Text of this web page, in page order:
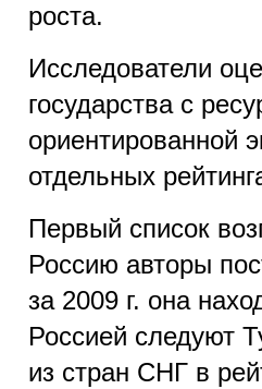
роста.
Исследователи
государства с
ориентированной
отдельных
Первый список
Россию авторы
за 2009 г. она
Россией следуют
из стран СНГ в